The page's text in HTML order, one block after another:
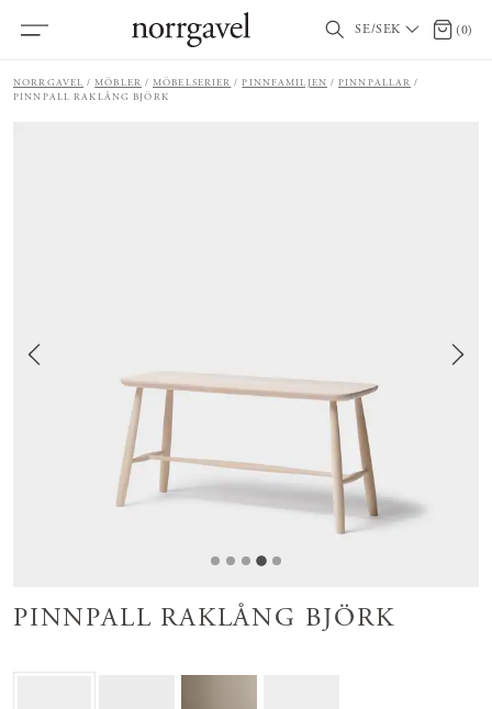
SE/SEK 0 (0)
NORRGAVEL MÖBLER MÖBELSERIER PINNFAMILJEN
PINNPALLAR
PINNPALL RAKLÅNG BJÖRK
PINNPALL RAKLÅNG BJÖRK